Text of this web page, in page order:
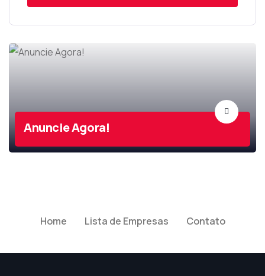
Anuncie Agora!
Home Lista de Empresas Contato